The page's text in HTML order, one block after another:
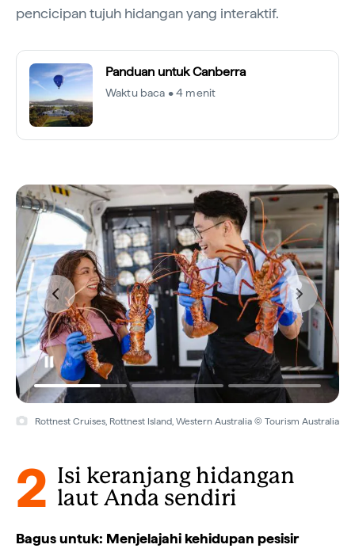
pencicipan tujuh hidangan yang interaktif.
Panduan untuk Canberra
Waktu baca • 4 menit
Rottnest Cruises, Rottnest Island, Western Australia © Tourism Australia
2
Isi keranjang hidangan
laut Anda sendiri
Bagus untuk: Menjelajahi kehidupan pesisir